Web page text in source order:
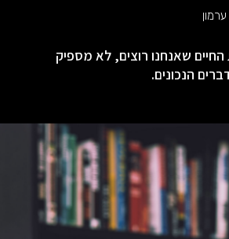
החיים שאנחנו רוצים, לא מספיק
הנכונים.